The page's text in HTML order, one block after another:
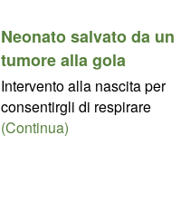
Neonato salvato da un
tumore alla gola
Intervento alla nascita per
consentirgli di respirare
(Continua)